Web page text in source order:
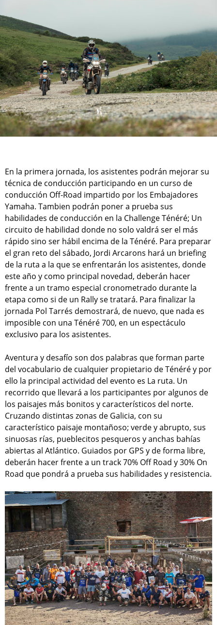
En la primera jornada, los asistentes podrán mejorar su
técnica de conducción participando en un curso de
conducción Off-Road impartido por los Embajadores
Yamaha. Tambien podrán poner a prueba sus
habilidades de conducción en la Challenge Ténéré; Un
circuito de habilidad donde no solo valdrá ser el más
rápido sino ser hábil encima de la Ténéré. Para preparar
el gran reto del sábado, Jordi Arcarons hará un briefing
de la ruta a la que se enfrentarán los asistentes, donde
este año y como principal novedad, deberán hacer
frente a un tramo especial cronometrado durante la
etapa como si de un Rally se tratará. Para finalizar la
jornada Pol Tarrés demostrará, de nuevo, que nada es
imposible con una Ténéré 700, en un espectáculo
exclusivo para los asistentes.
Aventura y desafío son dos palabras que forman parte
del vocabulario de cualquier propietario de Ténéré y por
ello la principal actividad del evento es La ruta. Un
recorrido que llevará a los participantes por algunos de
los paisajes más bonitos y característicos del norte.
Cruzando distintas zonas de Galicia, con su
característico paisaje montañoso; verde y abrupto, sus
sinuosas rías, pueblecitos pesqueros y anchas bahías
abiertas al Atlántico. Guiados por GPS y de forma libre,
deberán hacer frente a un track 70% Off Road y 30% On
Road que pondrá a prueba sus habilidades y resistencia.